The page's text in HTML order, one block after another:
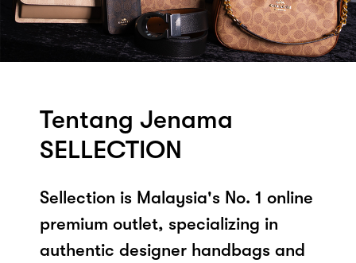
Tentang Jenama
SELLECTION
Sellection is Malaysia's No. 1 online
premium outlet, specializing in
authentic designer handbags and